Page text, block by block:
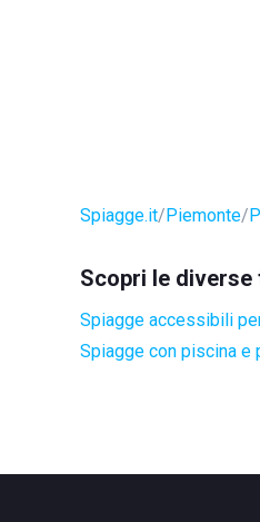
Spiagge.it Piemonte
Scopri le diverse
Spiagge accessibili
Spiagge con piscina e